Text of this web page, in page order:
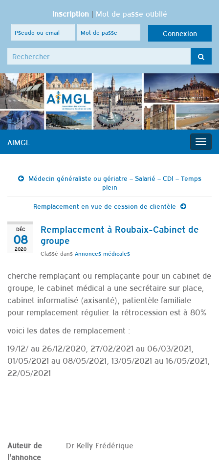
Inscription| Mot de passe oublié
Search for:
AIMGL
Médecin généraliste ou gériatre – Salarié – CDI – Temps
plein
Remplacement en vue de cession de clientèle
DÉC
08
2020
Remplacement à Roubaix-Cabinet de
groupe
Classé dans Annonces médicales
cherche remplaçant ou remplaçante pour un cabinet de
groupe, le cabinet médical a une secrétaire sur place,
cabinet informatisé (axisanté), patientèle familiale
pour remplacement régulier. la rétrocession est à 80%
voici les dates de remplacement :
19/12/ au 26/12/2020, 27/02/2021 au 06/03/2021,
01/05/2021 au 08/05/2021, 13/05/2021 au 16/05/2021,
22/05/2021
Auteur de
l'annonce
Dr Kelly Frédérique